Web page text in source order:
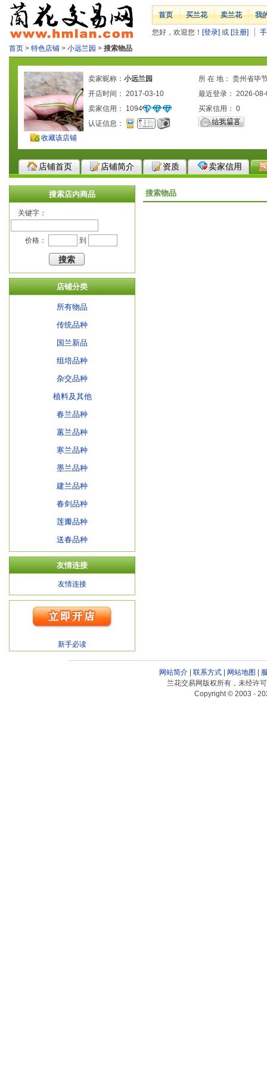
首页 买兰花 卖兰花 我
您好，欢迎您！ [登录] 或 [注册]
首页 > 特色店铺 > 小远兰园 > 搜索物品
收藏该店铺
卖家昵称： 小远兰园
所 在 地： 贵州省毕
区
开店时间： 2017-03-10
最近登录： 2026-
卖家信用： 1094 买家信用： 0
认证信息：
店铺首页 店铺简介 资质 卖家信用
搜索店内商品
关键字：
价格： 到
店铺分类
所有物品
传统品种
国兰新品
组培品种
杂交品种
植料及其他
春兰品种
蕙兰品种
寒兰品种
墨兰品种
建兰品种
春剑品种
莲瓣品种
送春品种
友情连接
友情连接
新手必读
搜索物品
网站简介| 联系方式| 网站地图 |
兰花交易网版权所有，未经许
Copyright © 2003 -